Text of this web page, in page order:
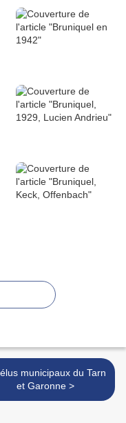
municipaux du Tarn
et Garonne >